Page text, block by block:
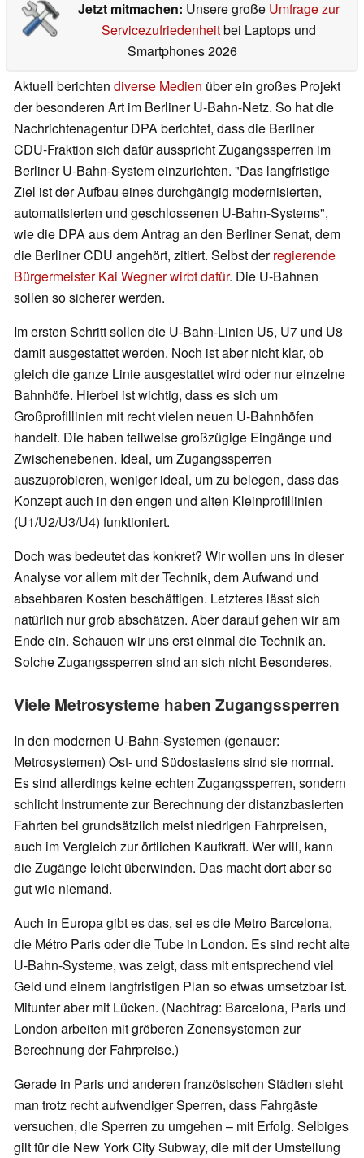
Jetzt mitmachen: Unsere große Umfrage zur
Servicezufriedenheitbei Laptops und
Smartphones 2026
Aktuell berichten diverse Medien über ein großes Projekt
der besonderen Art im Berliner U-Bahn-Netz. So hat die
Nachrichtenagentur DPA berichtet, dass die Berliner
CDU-Fraktion sich dafür ausspricht Zugangssperren im
Berliner U-Bahn-System einzurichten. "Das langfristige
Ziel ist der Aufbau eines durchgängig modernisierten,
automatisierten und geschlossenen U-Bahn-Systems",
wie die DPA aus dem Antrag an den Berliner Senat, dem
die Berliner CDU angehört, zitiert. Selbst derregierende
Bürgermeister Kai Wegner wirbt dafür. Die U-Bahnen
sollen so sicherer werden.
Im ersten Schritt sollen die U-Bahn-Linien U5, U7 und U8
damit ausgestattet werden. Noch ist aber nicht klar, ob
gleich die ganze Linie ausgestattet wird oder nur einzelne
Bahnhöfe. Hierbei ist wichtig, dass es sich um
Großprofillinien mit recht vielen neuen U-Bahnhöfen
handelt. Die haben teilweise großzügige Eingänge und
Zwischenebenen. Ideal, um Zugangssperren
auszuprobieren, weniger ideal, um zu belegen, dass das
Konzept auch in den engen und alten Kleinprofillinien
(U1/U2/U3/U4) funktioniert.
Doch was bedeutet das konkret? Wir wollen uns in dieser
Analyse vor allem mit der Technik, dem Aufwand und
absehbaren Kosten beschäftigen. Letzteres lässt sich
natürlich nur grob abschätzen. Aber darauf gehen wir am
Ende ein. Schauen wir uns erst einmal die Technik an.
Solche Zugangssperren sind an sich nicht Besonderes.
Viele Metrosysteme haben Zugangssperren
In den modernen U-Bahn-Systemen (genauer:
Metrosystemen) Ost- und Südostasiens sind sie normal.
Es sind allerdings keine echten Zugangssperren, sondern
schlicht Instrumente zur Berechnung der distanzbasierten
Fahrten bei grundsätzlich meist niedrigen Fahrpreisen,
auch im Vergleich zur örtlichen Kaufkraft. Wer will, kann
die Zugänge leicht überwinden. Das macht dort aber so
gut wie niemand.
Auch in Europa gibt es das, sei es die Metro Barcelona,
die Métro Paris oder die Tube in London. Es sind recht alte
U-Bahn-Systeme, was zeigt, dass mit entsprechend viel
Geld und einem langfristigen Plan so etwas umsetzbar ist.
Mitunter aber mit Lücken. (Nachtrag: Barcelona, Paris und
London arbeiten mit gröberen Zonensystemen zur
Berechnung der Fahrpreise.)
Gerade in Paris und anderen französischen Städten sieht
man trotz recht aufwendiger Sperren, dass Fahrgäste
versuchen, die Sperren zu umgehen – mit Erfolg. Selbiges
gilt für die New York City Subway, die mit der Umstellung